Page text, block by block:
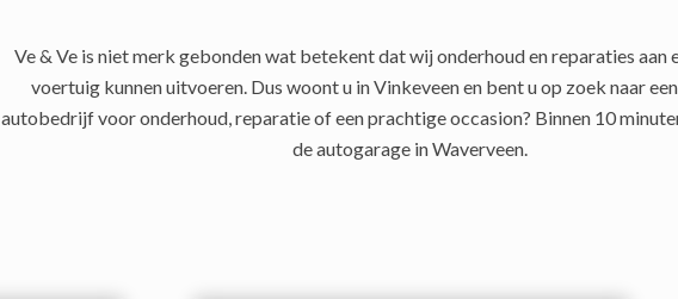
Ve & Ve is niet merk gebonden wat betekent dat wij onderhoud en reparaties aan
voertuig kunnen uitvoeren. Dus woont u in Vinkeveen en bent u op zoek naar
autobedrijf voor onderhoud, reparatie of een prachtige occasion? Binnen 10
de autogarage in Waverveen.